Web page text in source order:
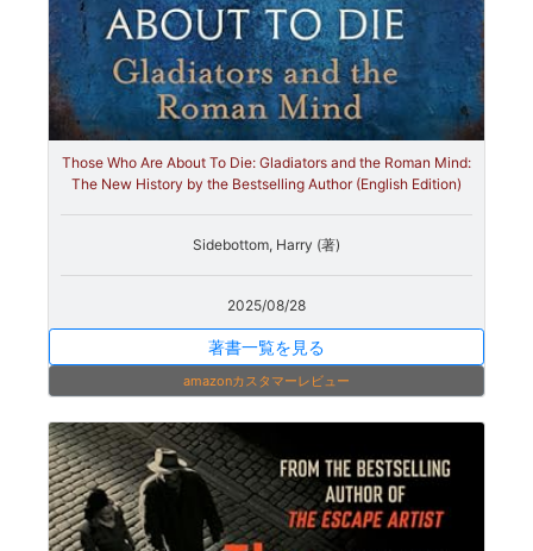
Those Who Are About To Die: Gladiators and the Roman Mind:
The New History by the Bestselling Author (English Edition)
Sidebottom, Harry (著)
2025/08/28
著書一覧を見る
amazonカスタマーレビュー